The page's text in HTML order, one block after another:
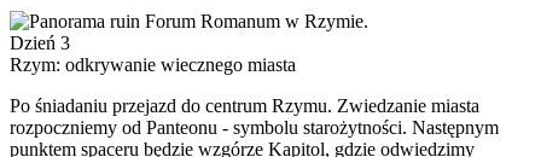
Dzień 3
Rzym: odkrywanie wiecznego miasta
Po śniadaniu przejazd do centrum Rzymu. Zwiedzanie miasta
rozpoczniemy od Panteonu - symbolu starożytności. Następnym
punktem spaceru będzie wzgórze Kapitol, gdzie odwiedzimy